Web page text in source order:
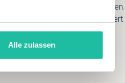
Alle zulassen
schnell fit und munter machen.
Gipfel ist Wasser -